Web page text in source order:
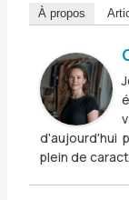
À propos
d'aujourd'hui
plein de